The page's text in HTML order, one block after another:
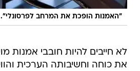
"האמנות הופכת את המרחב לפרסונלי".
לא חייבים להיות חובבי אמנות
את כוחה וחשיבותה הערכית